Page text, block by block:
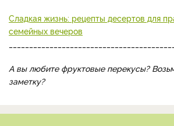
Сладкая жизнь: рецепты десертов для
семейных вечеров
А вы любите фруктовые перекусы?
заметку?